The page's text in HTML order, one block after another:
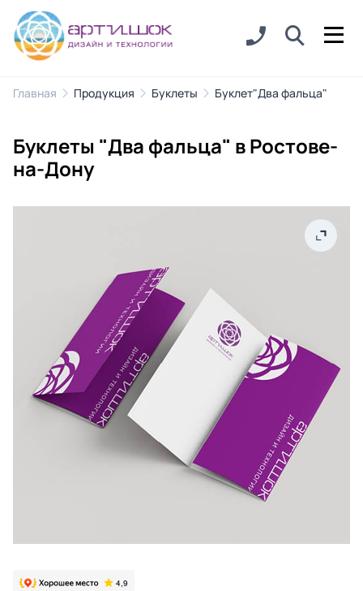
Главная Продукция Буклеты Буклет"Два фальца"
Буклеты "Два фальца" в Ростове-
на-Дону